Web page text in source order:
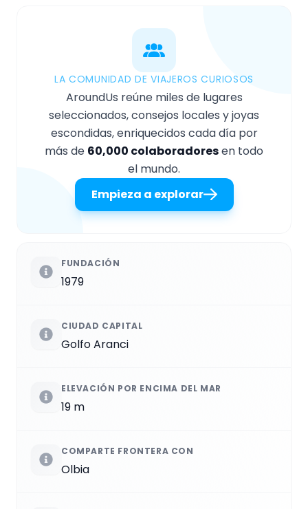
LA COMUNIDAD DE VIAJEROS CURIOSOS
AroundUs reúne miles de lugares
seleccionados, consejos locales y joyas
escondidas, enriquecidos cada día por
más de 60,000 colaboradoresen todo
el mundo.
Empieza a explorar
FUNDACIÓN
1979
CIUDAD CAPITAL
Golfo Aranci
ELEVACIÓN POR ENCIMA DEL MAR
19 m
COMPARTE FRONTERA CON
Olbia